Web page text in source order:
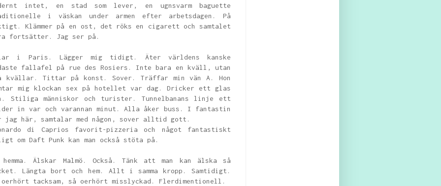
intet, en stad som lever, en ugnsvarm baguette
i väskan under armen efter arbetsdagen. På
Klämmer på en ost, det röks en cigarett och samtalet
fortsätter. Jag ser på.
i Paris. Lägger mig tidigt. Äter världens kanske
fallafel på rue des Rosiers. Inte bara en kväll, utan
kvällar. Tittar på konst. Sover. Träffar min vän A. Hon
mig klockan sex på hotellet var dag. Dricker ett glas
Stiliga människor och turister. Tunnelbanans linje ett
in var och varannan minut. Alla åker buss. I fantastin
jag här, samtalar med någon, sover alltid gott.
di Caprios favorit-pizzeria och något fantastiskt
om Daft Punk kan man också stöta på.
Älskar Malmö. Också. Tänk att man kan älska så
Längta bort och hem. Allt i samma kropp. Samtidigt.
oerhört tacksam, så oerhört misslyckad. Flerdimentionell.